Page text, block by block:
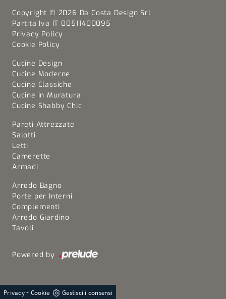
Copyright © 2026 Da Costa Design Srl
Partita Iva IT 00511400095
Privacy Policy
Cookie Policy
Cucine Design
Cucine Moderne
Cucine Classiche
Cucine in Muratura
Cucine Shabby Chic
Pareti Attrezzate
Salotti
Letti
Camerette
Armadi
Arredo Bagno
Porte per Interni
Complementi
Arredo Giardino
Tavoli
Powered by
Privacy- Cookie Gestisci i consensi